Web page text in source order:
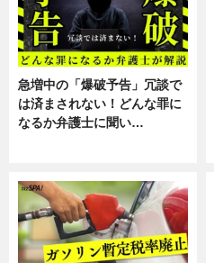
急増中の「爆破予告」冗談で
は済まされない！どんな罪に
なるか弁護士に聞い…